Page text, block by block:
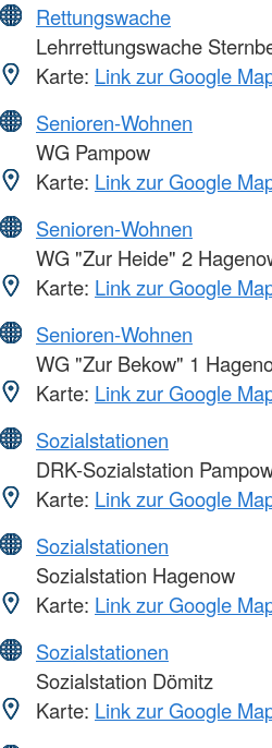
Rettungswache
Lehrrettungswache
Karte: Link zur Google
Senioren-Wohnen
WG Pampow
Karte: Link zur Google
Senioren-Wohnen
WG "Zur Heide" 2
Karte: Link zur Google
Senioren-Wohnen
WG "Zur Bekow" 1
Karte: Link zur Google
Sozialstationen
DRK-Sozialstation
Karte: Link zur Google
Sozialstationen
Sozialstation Hagenow
Karte: Link zur Google
Sozialstationen
Sozialstation Dömitz
Karte: Link zur Google